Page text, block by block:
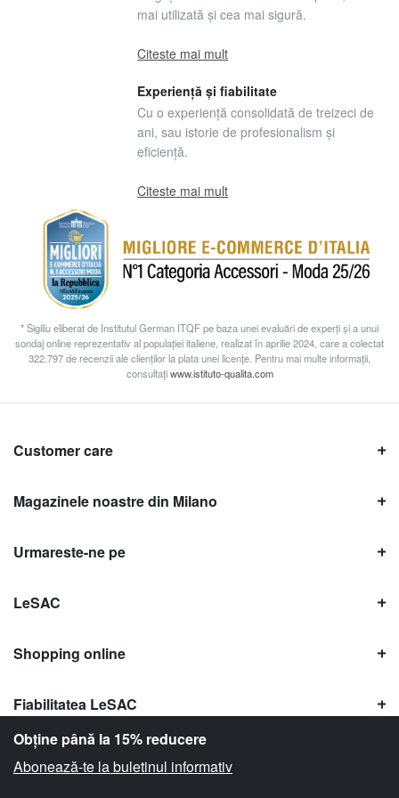
Obține până la 15% reducere
Abonează-te la buletinul informativ
mai utilizată și cea mai sigură.
Citeste mai mult
Experiență și fiabilitate
Cu o experiență consolidată de treizeci de
ani, sau istorie de profesionalism și
eficiență.
Citeste mai mult
* Sigiliu eliberat de Institutul German ITQF pe baza unei evaluări de experți și a unui
sondaj online reprezentativ al populației italiene, realizat în aprilie 2024, care a colectat
322.797 de recenzii ale clienților la plata unei licențe. Pentru mai multe informații,
consultațiwww.istituto-qualita.com
Customer care
Magazinele noastre din Milano
Urmareste-ne pe
LeSAC
Shopping online
Fiabilitatea LeSAC
Copyright © Le SAC s.r.l. | PI 10954380159 |